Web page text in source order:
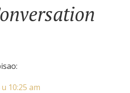
10:25 am